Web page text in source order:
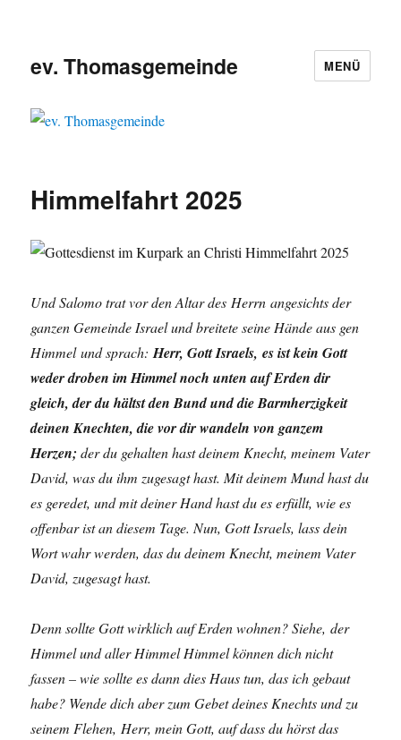
ev. Thomasgemeinde MENÜ
Himmelfahrt 2025
Und Salomo trat vor den Altar des Herrn angesichts der
ganzen Gemeinde Israel und breitete seine Hände aus gen
Himmel und sprach:Herr, Gott Israels, es ist kein Gott
weder droben im Himmel noch unten auf Erden dir
gleich, der du hältst den Bund und die Barmherzigkeit
deinen Knechten, die vor dir wandeln von ganzem
Herzen; der du gehalten hast deinem Knecht, meinem Vater
David, was du ihm zugesagt hast. Mit deinem Mund hast du
es geredet, und mit deiner Hand hast du es erfüllt, wie es
offenbar ist an diesem Tage. Nun, Gott Israels, lass dein
Wort wahr werden, das du deinem Knecht, meinem Vater
David, zugesagt hast.
Denn sollte Gott wirklich auf Erden wohnen? Siehe, der
Himmel und aller Himmel Himmel können dich nicht
fassen – wie sollte es dann dies Haus tun, das ich gebaut
habe? Wende dich aber zum Gebet deines Knechts und zu
seinem Flehen, Herr, mein Gott, auf dass du hörst das